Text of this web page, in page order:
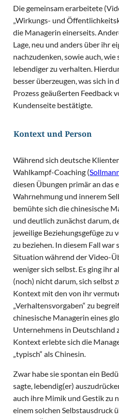
Die gemeinsam erarbeitete
„Wirkungs- und
die Managerin einerseits.
Lage, neu und anders über ihr
nachzudenken, sowie auch, wie
lebendiger zu verhalten.
besser überzeugen, was sich in
Prozess geäußerten Feedback
Kundenseite bestätigte.
Kontext und Person
Während sich deutsche
Wahlkampf-Coaching (
diesen Übungen primär an das
Wahrnehmung und innerem
bemühte sich die chinesische
und deutlich zunächst darum,
jeweilige Beziehungsgefüge zu
zu beziehen. In diesem Fall
Situation während der Video-
weniger sich selbst. Es ging ihr
(noch) nicht darum, sich selbst
Kontext mit den von ihr
„Verhaltensvorgaben“ zu
chinesische Managerin eines
Unternehmens in Deutschland
Kontext erlebte sich die
„typisch“ als Chinesin.
Zwar habe sie spontan ein
sagte, lebendig(er)
auch ihre Mimik und Gestik zu
einem solchen Selbstausdruck